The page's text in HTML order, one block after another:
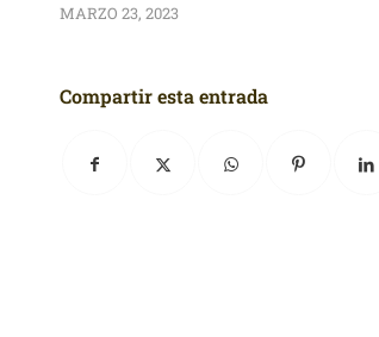
MARZO 23, 2023
Compartir esta entrada